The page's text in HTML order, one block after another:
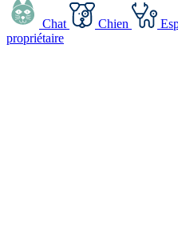
Chat Chien
propriétaire